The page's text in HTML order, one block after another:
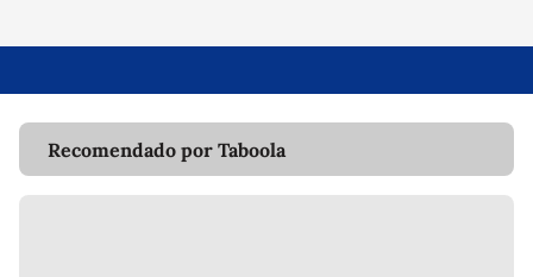
Recomendado por Taboola